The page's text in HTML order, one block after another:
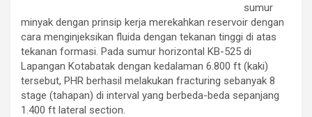
sumur
minyak dengan prinsip kerja merekahkan reservoir dengan
cara menginjeksikan fluida dengan tekanan tinggi di atas
tekanan formasi. Pada sumur horizontal KB-525 di
Lapangan Kotabatak dengan kedalaman 6.800 ft (kaki)
tersebut, PHR berhasil melakukan fracturing sebanyak 8
stage (tahapan) di interval yang berbeda-beda sepanjang
1.400 ft lateral section.